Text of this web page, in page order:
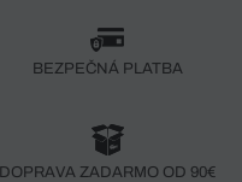
BEZPEČNÁ PLATBA
DOPRAVA ZADARMO OD 90€